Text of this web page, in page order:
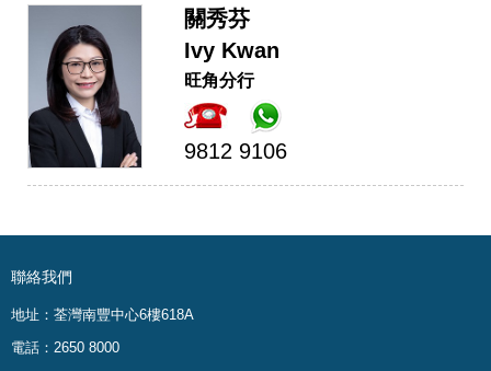
關秀芬
Ivy Kwan
旺角分行
9812 9106
聯絡我們
地址：荃灣南豐中心6樓618A
電話：2650 8000